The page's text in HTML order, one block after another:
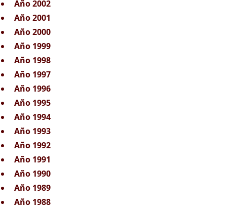
Año 2002
Año 2001
Año 2000
Año 1999
Año 1998
Año 1997
Año 1996
Año 1995
Año 1994
Año 1993
Año 1992
Año 1991
Año 1990
Año 1989
Año 1988